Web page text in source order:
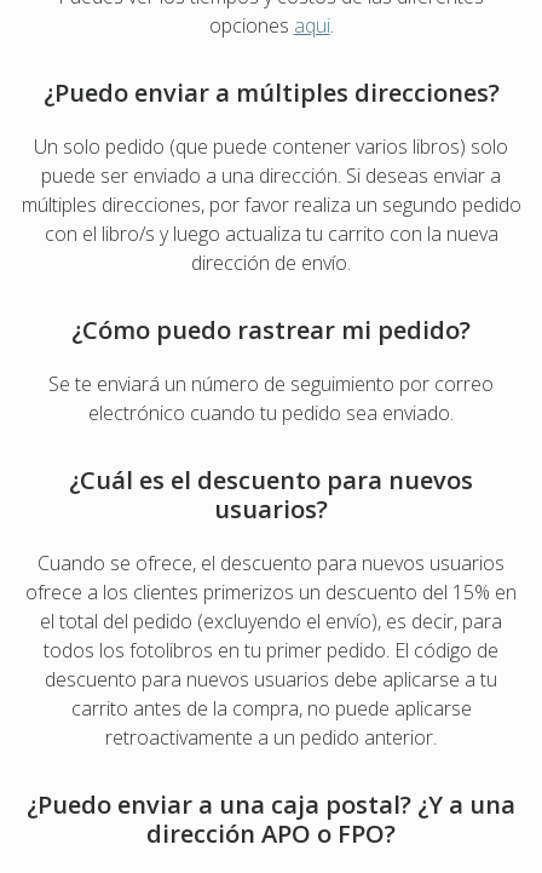
opciones aqui.
¿Puedo enviar a múltiples direcciones?
Un solo pedido (que puede contener varios libros) solo
puede ser enviado a una dirección. Si deseas enviar a
múltiples direcciones, por favor realiza un segundo pedido
con el libro/s y luego actualiza tu carrito con la nueva
dirección de envío.
¿Cómo puedo rastrear mi pedido?
Se te enviará un número de seguimiento por correo
electrónico cuando tu pedido sea enviado.
¿Cuál es el descuento para nuevos
usuarios?
Cuando se ofrece, el descuento para nuevos usuarios
ofrece a los clientes primerizos un descuento del 15% en
el total del pedido (excluyendo el envío), es decir, para
todos los fotolibros en tu primer pedido. El código de
descuento para nuevos usuarios debe aplicarse a tu
carrito antes de la compra, no puede aplicarse
retroactivamente a un pedido anterior.
¿Puedo enviar a una caja postal? ¿Y a una
dirección APO o FPO?